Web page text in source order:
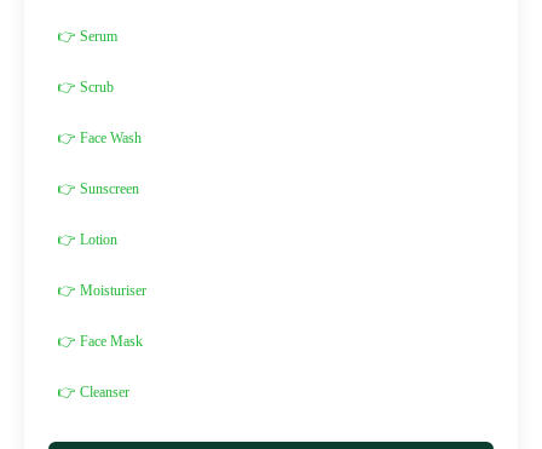
👉 Serum
👉 Scrub
👉 Face Wash
👉 Sunscreen
👉 Lotion
👉 Moisturiser
👉 Face Mask
👉 Cleanser